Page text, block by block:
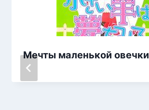
Мечты маленькой овечки